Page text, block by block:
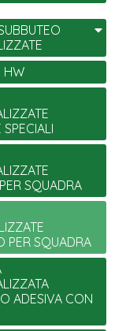
HW
SQUADRA
PER SQUADRA
ADESIVA CON